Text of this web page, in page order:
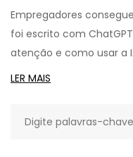
Empregadores
foi escrito com
atenção e como usar a
práticas para criar um
LER MAIS